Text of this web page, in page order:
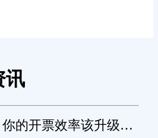
讯
的开票效率该升级